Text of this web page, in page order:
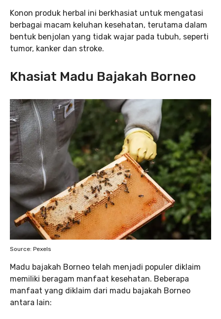
Konon produk herbal ini berkhasiat untuk mengatasi
berbagai macam keluhan kesehatan, terutama dalam
bentuk benjolan yang tidak wajar pada tubuh, seperti
tumor, kanker dan stroke.
Khasiat Madu Bajakah Borneo
Source: Pexels
Madu bajakah Borneo telah menjadi populer diklaim
memiliki beragam manfaat kesehatan. Beberapa
manfaat yang diklaim dari madu bajakah Borneo
antara lain: